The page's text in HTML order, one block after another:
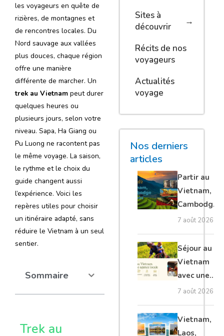
les voyageurs en quête de
rizières, de montagnes et
de rencontres locales. Du
Nord sauvage aux vallées
plus douces, chaque région
offre une manière
différente de marcher. Un
trek au Vietnam peut durer
quelques heures ou
plusieurs jours, selon votre
niveau. Sapa, Ha Giang ou
Pu Luong ne racontent pas
le même voyage. La saison,
le rythme et le choix du
guide changent aussi
l’expérience. Voici les
repères utiles pour choisir
un itinéraire adapté, sans
réduire le Vietnam à un seul
sentier.
Sommaire
Trek au
Sites à
découvrir
Récits de nos
voyageurs
Actualités
voyage
Nos derniers
articles
Partir au
Vietnam,
Cambodge
et Laos :
voyage
authentique
7 août 2026
Séjour au
Vietnam
avec une
agence
locale :
guide
complet
7 août 2026
Vietnam,
Laos,